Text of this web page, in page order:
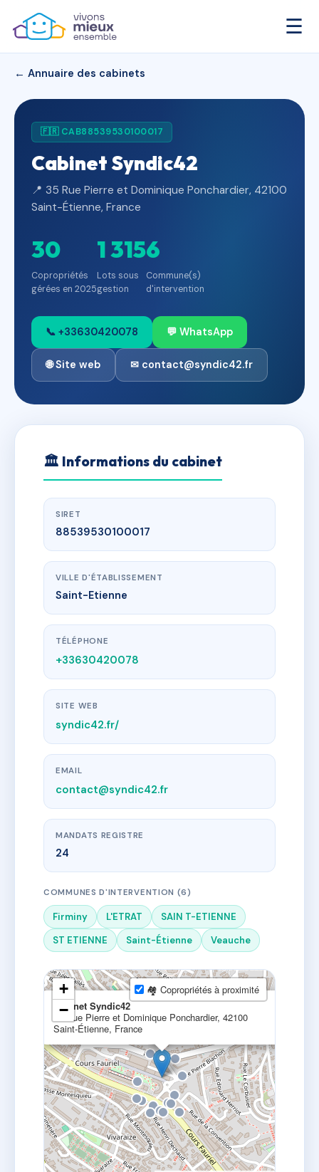
☰
← Annuaire des cabinets
🇫🇷 CAB88539530100017
Cabinet Syndic42
📍 35 Rue Pierre et Dominique Ponchardier, 42100
Saint-Étienne, France
30
Copropriétés
gérées en 2025
1 315
Lots sous
gestion
6
Commune(s)
d'intervention
📞 +33630420078 💬 WhatsApp
🌐 Site web ✉ contact@syndic42.fr
🏛 Informations du cabinet
SIRET
88539530100017
VILLE D'ÉTABLISSEMENT
Saint-Etienne
TÉLÉPHONE
+33630420078
SITE WEB
syndic42.fr/
EMAIL
contact@syndic42.fr
MANDATS REGISTRE
24
COMMUNES D'INTERVENTION (6)
Firminy L'ETRAT
SAIN T-ETIENNE
ST ETIENNE
Saint-Étienne Veauche
Cabinet Syndic42
35 Rue Pierre et Dominique Ponchardier, 42100
Saint-Étienne, France
+
−
🏘 Copropriétés à proximité